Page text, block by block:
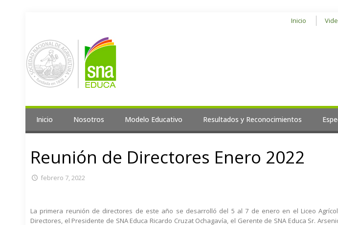
Inicio
Inicio Nosotros Modelo Educativo Resultados y Reconocimientos
Reunión de Directores Enero 2022
febrero 7, 2022
La primera reunión de directores de este año se desarrolló del 5 al 7 de enero en el Liceo
Directores, el Presidente de SNA Educa Ricardo Cruzat Ochagavía, el Gerente de SNA Educa Sr.